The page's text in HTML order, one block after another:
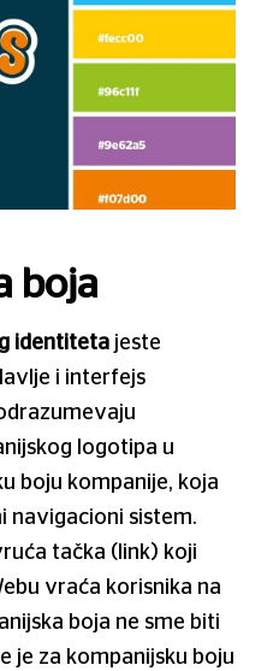
boja
identitetajeste
i interfejs
logotipa u
boju kompanije, koja
navigacioni sistem.
tačka (link) koji
vraća korisnika na
boja ne sme biti
je za kompanijsku boju